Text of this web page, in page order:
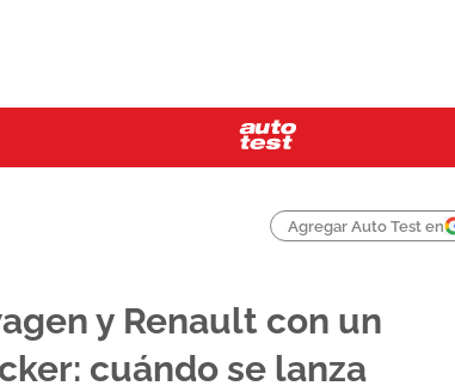
Agregar Auto Test en
y Renault con un
cuándo se lanza